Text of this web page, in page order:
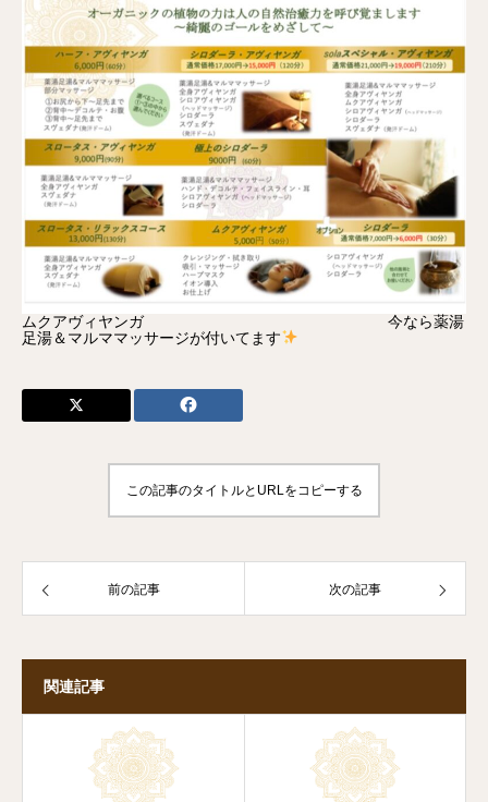
ムクアヴィヤンガ 今なら薬湯
足湯＆マルママッサージが付いてます
この記事のタイトルとURLをコピーする
前の記事 次の記事
関連記事